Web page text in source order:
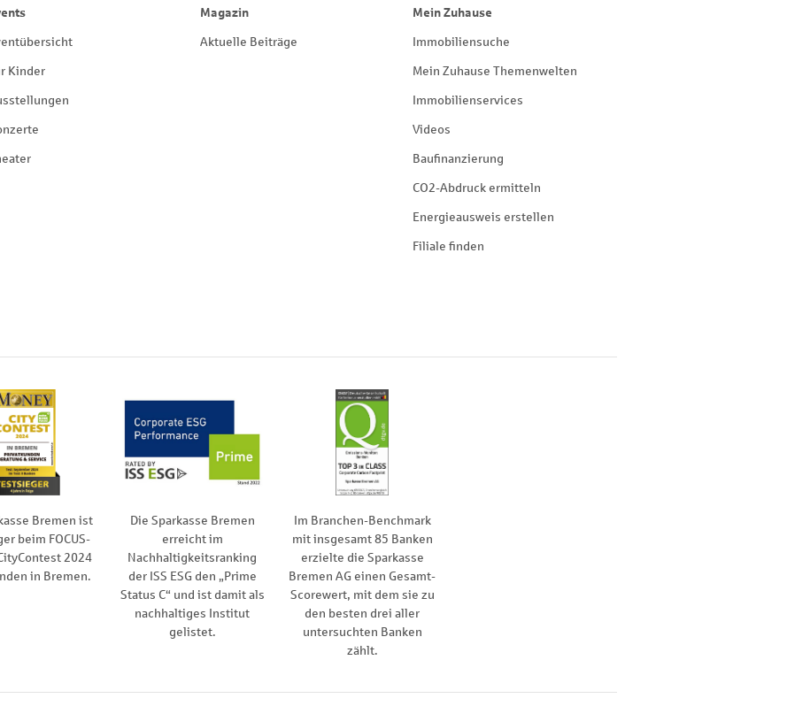
Kinder
Magazin
Aktuelle Beiträge
Mein Zuhause
Immobiliensuche
Mein Zuhause Themenwelten
Immobilienservices
Videos
Baufinanzierung
CO2-Abdruck ermitteln
Energieausweis erstellen
Filiale finden
Bremen ist
beim FOCUS-
2024
in Bremen.
Die Sparkasse Bremen
erreicht im
Nachhaltigkeitsranking
der ISS ESG den „Prime
Status C“ und ist damit als
nachhaltiges Institut
gelistet.
Im Branchen-Benchmark
mit insgesamt 85 Banken
erzielte die Sparkasse
Bremen AG einen Gesamt-
Scorewert, mit dem sie zu
den besten drei aller
untersuchten Banken
zählt.